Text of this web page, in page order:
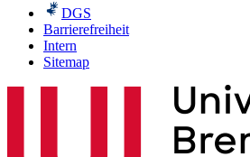
DGS
Barrierefreiheit
Intern
Sitemap